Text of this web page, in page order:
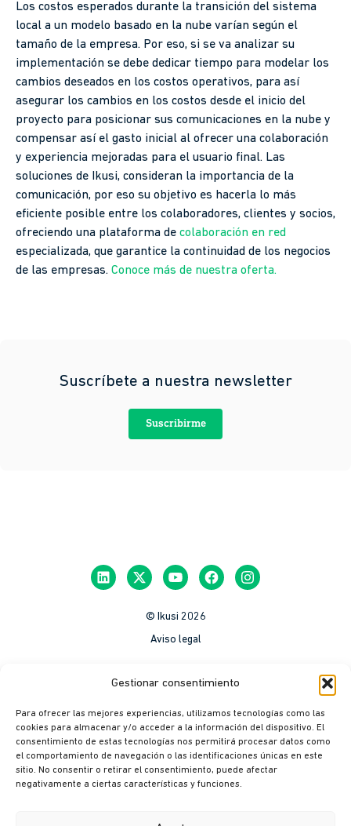
Gestionar consentimiento
Para ofrecer las mejores experiencias, utilizamos tecnologías como las
cookies para almacenar y/o acceder a la información del dispositivo. El
consentimiento de estas tecnologías nos permitirá procesar datos como
el comportamiento de navegación o las identificaciones únicas en este
sitio. No consentir o retirar el consentimiento, puede afectar
negativamente a ciertas características y funciones.
Los costos esperados durante la transición del sistema
local a un modelo basado en la nube varían según el
tamaño de la empresa. Por eso, si se va analizar su
implementación se debe dedicar tiempo para modelar los
cambios deseados en los costos operativos, para así
asegurar los cambios en los costos desde el inicio del
proyecto para posicionar sus comunicaciones en la nube y
compensar así el gasto inicial al ofrecer una colaboración
y experiencia mejoradas para el usuario final. Las
soluciones de Ikusi, consideran la importancia de la
comunicación, por eso su objetivo es hacerla lo más
eficiente posible entre los colaboradores, clientes y socios,
ofreciendo una plataforma de colaboración en red
especializada, que garantice la continuidad de los negocios
de las empresas. Conoce más de nuestra oferta.
Suscríbete a nuestra newsletter
Suscribirme
© Ikusi 2026
Aviso legal
Política de Privacidad
México
Colombia